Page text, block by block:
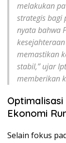
melakukan
strategis bagi
nyata bahwa
memastikan
stabil,” ujar
memberikan
Ekonomi
Selain fokus